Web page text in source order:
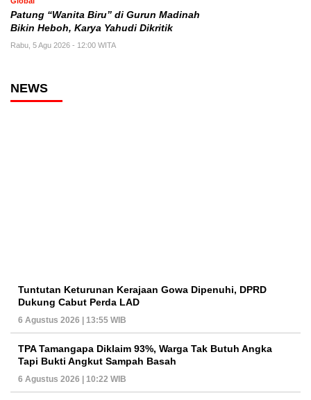
Patung “Wanita Biru” di Gurun Madinah
Bikin Heboh, Karya Yahudi Dikritik
Rabu, 5 Agu 2026 - 12:00 WITA
NEWS
Tuntutan Keturunan Kerajaan Gowa Dipenuhi, DPRD
Dukung Cabut Perda LAD
6 Agustus 2026 | 13:55 WIB
TPA Tamangapa Diklaim 93%, Warga Tak Butuh Angka
Tapi Bukti Angkut Sampah Basah
6 Agustus 2026 | 10:22 WIB